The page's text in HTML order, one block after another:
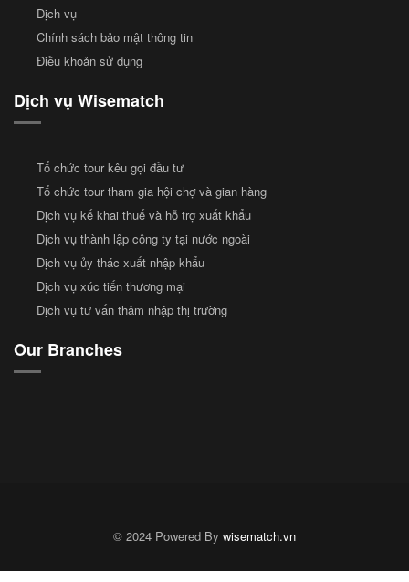
Dịch vụ
Chính sách bảo mật thông tin
Điều khoản sử dụng
Dịch vụ Wisematch
Tổ chức tour kêu gọi đầu tư
Tổ chức tour tham gia hội chợ và gian hàng
Dịch vụ kế khai thuế và hỗ trợ xuất khẩu
Dịch vụ thành lập công ty tại nước ngoài
Dịch vụ ủy thác xuất nhập khẩu
Dịch vụ xúc tiến thương mại
Dịch vụ tư vấn thâm nhập thị trường
Our Branches
© 2024 Powered By wisematch.vn